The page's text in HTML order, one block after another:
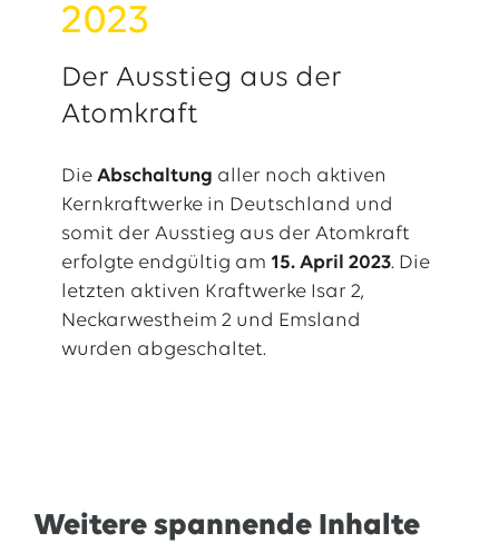
Der Ausstieg aus der
Atomkraft
Die Abschaltung aller noch aktiven
Kernkraftwerke in Deutschland und
somit der Ausstieg aus der Atomkraft
erfolgte endgültig am 15. April 2023. Die
letzten aktiven Kraftwerke Isar 2,
Neckarwestheim 2 und Emsland
wurden abgeschaltet.
2023
Weitere spannende Inhalte